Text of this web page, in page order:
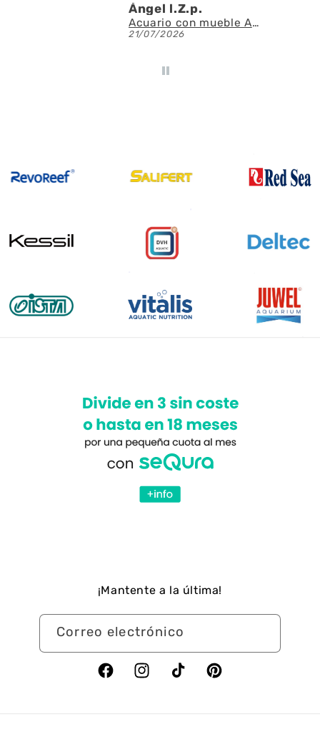
Ángel l.Z.p.
Acuario con mueble AQUAEL GLOSSY 150 BLACK de 405 litros
21/07/2026
¡Mantente a la última!
Correo electrónico
FacebookInstagramTikTok Pinterest